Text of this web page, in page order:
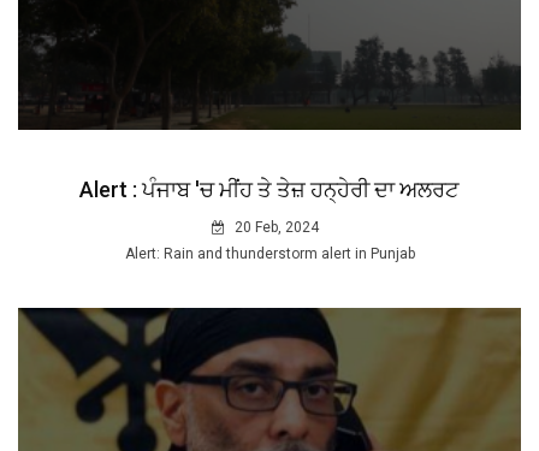
Alert : ਪੰਜਾਬ 'ਚ ਮੀਂਹ ਤੇ ਤੇਜ਼ ਹਨ੍ਹੇਰੀ ਦਾ ਅਲਰਟ
20 Feb, 2024
Alert: Rain and thunderstorm alert in Punjab